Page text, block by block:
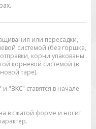
или пересадки,
системой (без горшка,
корни упакованы
корневой системой (в
таре).
и "ЗКС" ставятся в начале
в сжатой форме и носит